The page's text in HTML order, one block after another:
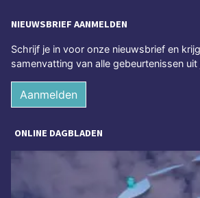
NIEUWSBRIEF AANMELDEN
Schrijf je in voor onze nieuwsbrief en
samenvatting van alle gebeurtenissen
Aanmelden
ONLINE DAGBLADEN